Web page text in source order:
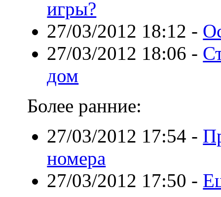
игры?
27/03/2012 18:12 -
27/03/2012 18:06 -
дом
Более ранние:
27/03/2012 17:54 -
номера
27/03/2012 17:50 -